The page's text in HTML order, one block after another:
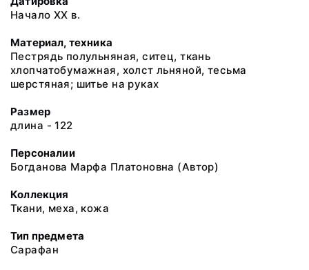
Начало ХХ в.
Материал, техника
Пестрядь полульняная, ситец, ткань
хлопчатобумажная, холст льняной, тесьма
шерстяная; шитье на руках
Размер
длина - 122
Персоналии
Богданова Марфа Платоновна (Автор)
Коллекция
Ткани, меха, кожа
Тип предмета
Сарафан